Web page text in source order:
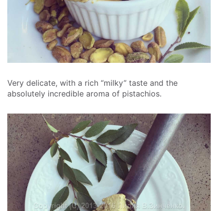
Very delicate, with a rich “milky” taste and the
absolutely incredible aroma of pistachios.